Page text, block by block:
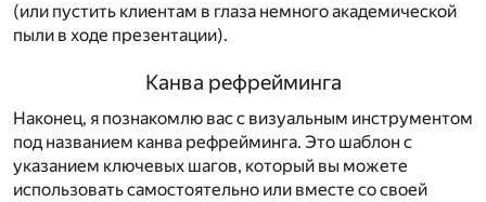
(или пустить клиентам в глаза немного академической
пыли в ходе презентации).
Канва рефрейминга
Наконец, я познакомлю вас с визуальным инструментом
под названием канва рефрейминга. Это шаблон с
указанием ключевых шагов, который вы можете
использовать самостоятельно или вместе со своей